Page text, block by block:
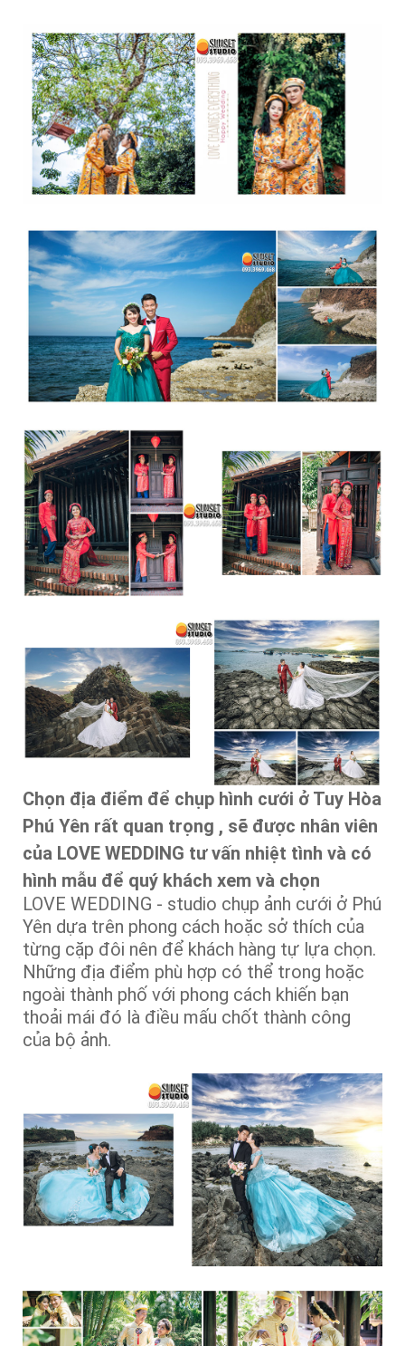
Chọn địa điểm để chụp hình cưới ở Tuy Hòa
Phú Yên rất quan trọng , sẽ được nhân viên
của LOVE WEDDING tư vấn nhiệt tình và có
hình mẫu để quý khách xem và chọn
LOVE WEDDING - studio chụp ảnh cưới ở Phú
Yên dựa trên phong cách hoặc sở thích của
từng cặp đôi nên để khách hàng tự lựa chọn.
Những địa điểm phù hợp có thể trong hoặc
ngoài thành phố với phong cách khiến bạn
thoải mái đó là điều mấu chốt thành công
của bộ ảnh.